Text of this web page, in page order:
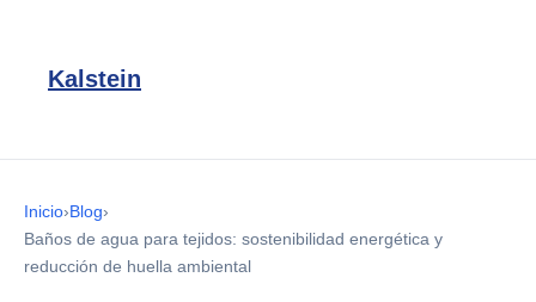
Kalstein
Inicio›Blog›
Baños de agua para tejidos: sostenibilidad energética y
reducción de huella ambiental